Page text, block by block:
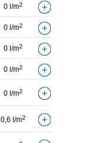
0 l/m2
0 l/m2
0 l/m2
0 l/m2
0 l/m2
0,6 l/m2